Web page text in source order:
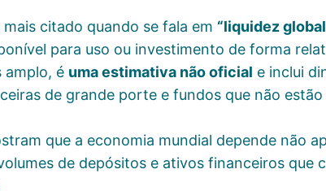
citado quando se fala em “liquidez
para uso ou investimento de forma
amplo, é uma estimativa não oficial e inclui
de grande porte e fundos que não
que a economia mundial depende não
de depósitos e ativos financeiros que